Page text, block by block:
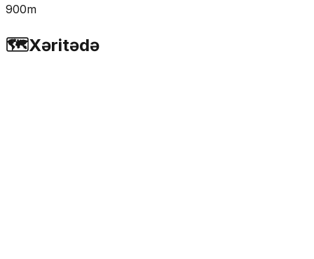
900m
🗺️Xəritədə